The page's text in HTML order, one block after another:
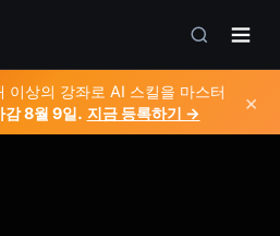
이상의 강좌로 AI 스킬을 마스터
감8월 9일. 지금 등록하기 → ×